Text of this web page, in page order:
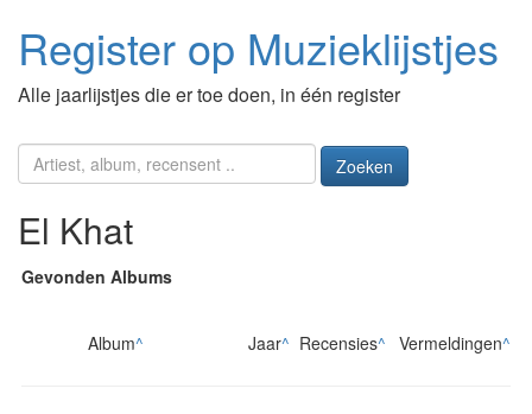
Register op Muzieklijstjes
Alle jaarlijstjes die er toe doen, in één register
Zoeken
El Khat
Gevonden Albums
Album^ Jaar^ Recensies^ Vermeldingen^